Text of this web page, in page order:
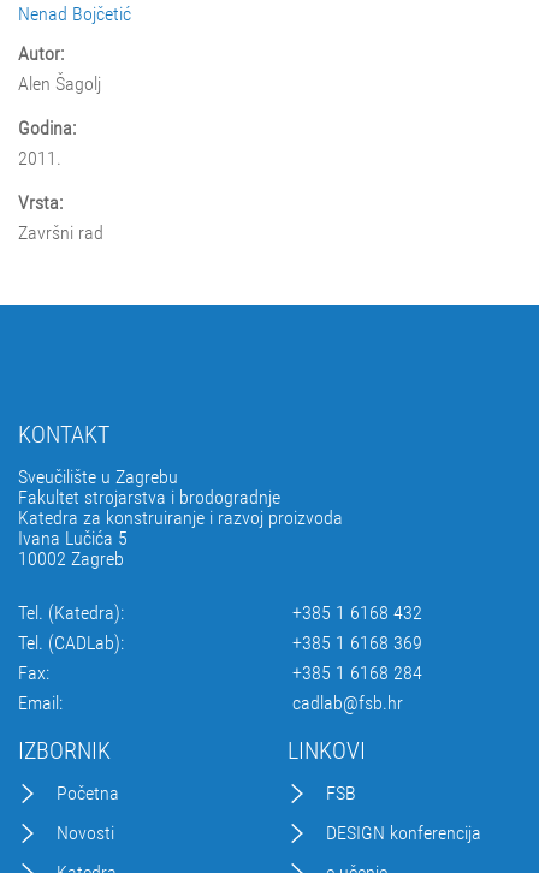
Nenad Bojčetić
Autor:
Alen Šagolj
Godina:
2011.
Vrsta:
Završni rad
KONTAKT
Sveučilište u Zagrebu
Fakultet strojarstva i brodogradnje
Katedra za konstruiranje i razvoj proizvoda
Ivana Lučića 5
10002 Zagreb
Tel. (Katedra):
+385 1 6168 432
Tel. (CADLab):
+385 1 6168 369
Fax:
+385 1 6168 284
Email:
cadlab@fsb.hr
IZBORNIK
Početna
Novosti
LINKOVI
FSB
DESIGN konferencija